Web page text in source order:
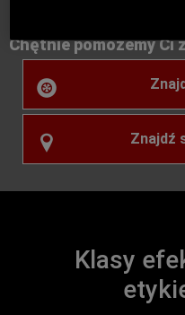
Nie każda opona
Chętnie pomożemy Ci
Znajdź
Klasy